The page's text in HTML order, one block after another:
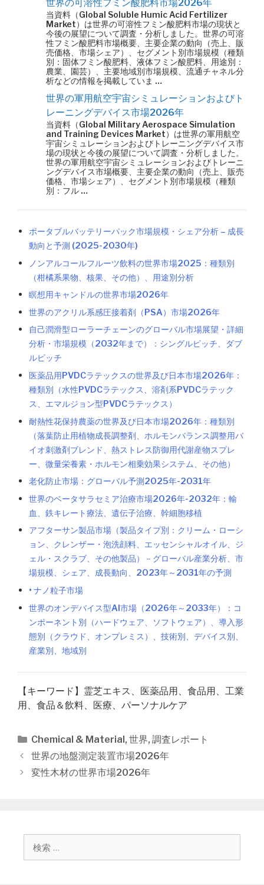
世界の可溶性フミン酸肥料市場2026年
当資料（Global Soluble Humic Acid Fertilizer
Market）は世界の可溶性フミン酸肥料市場の現状と
今後の展望について調査・分析しました。世界の可溶
性フミン酸肥料市場概要、主要企業の動向（売上、販
売価格、市場シェア）、セグメント別市場規模（種類
別：固体フミン酸肥料、液体フミン酸肥料、用途別：
農業、園芸）、主要地域別市場規模、流通チャネル分
析などの情報を掲載していま …
世界の軍用航空宇宙シミュレーションおよびト
レーニングデバイス市場2026年
当資料（Global Military Aerospace Simulation
and Training Devices Market）は世界の軍用航空
宇宙シミュレーションおよびトレーニングデバイス市
場の現状と今後の展望について調査・分析しました。
世界の軍用航空宇宙シミュレーションおよびトレーニ
ングデバイス市場概要、主要企業の動向（売上、販売
価格、市場シェア）、セグメント別市場規模（種類
別：フル …
ポータブルバッテリーパック市場規模・シェア分析 – 成長
動向と予測 (2025-2030年)
ノンアルコールフルーツ飲料の世界市場2025：種類別
（柑橘系果物、核果、その他）、用途別分析
瞑想用キャンドルの世界市場2026年
世界のアクリル系感圧接着剤（PSA）市場2026年
自己潤滑型ローラーチェーンのグローバル市場展望・詳細
分析・市場規模（2032年まで）：シングルピッチ、ダブ
ルピッチ
医薬品用PVDCラテックスの世界及び日本市場2026年：
種類別（水性PVDCラテックス、溶剤系PVDCラテック
ス、エマルジョン型PVDCラテックス）
耐熱性花保持農薬の世界及び日本市場2026年：種類別
（落葉防止用植物成長調整剤、ホルモンバランス調整用バ
イオ刺激剤ブレンド、熱ストレス防御用代謝産物スプレ
ー、微量栄養素・ホルモン相乗効果システム、その他）
老化防止市場：グローバル予測2025年-2031年
世界のベータサラセミア治療市場2026年-2032年：輸
血、鉄キレート療法、遺伝子治療、幹細胞移植
アフターサン製品市場（製品タイプ別：クリーム・ローシ
ョン、クレンザー・泡洗顔料、エッセンシャルオイル、ジ
ェル・スクラブ、その他製品）－グローバル産業分析、市
場規模、シェア、成長動向、2023年～2031年の予測
• ナノ粒子市場
世界のオンデバイス型AI市場（2026年～2033年）：コ
ンポーネント別（ハードウェア、ソフトウェア）、導入形
態別（クラウド、オンプレミス）、技術別、デバイス別、
産業別、地域別
【キーワード】霊芝エキス、医薬品用、食品用、工業
用、食品＆飲料、医療、パーソナルケア
カ
テ
ゴ
リ
Chemical & Material, 世界, 調査レポート
投
稿
世界の地盤測定装置市場2026年
変性木材の世界市場2026年